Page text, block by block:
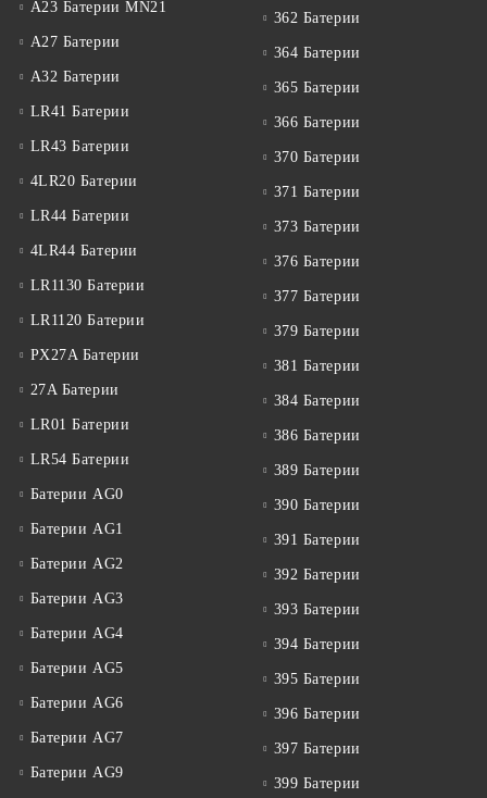
A23 Батерии MN21
A27 Батерии
A32 Батерии
LR41 Батерии
LR43 Батерии
4LR20 Батерии
LR44 Батерии
4LR44 Батерии
LR1130 Батерии
LR1120 Батерии
PX27A Батерии
27A Батерии
LR01 Батерии
LR54 Батерии
Батерии AG0
Батерии AG1
Батерии AG2
Батерии AG3
Батерии AG4
Батерии AG5
Батерии AG6
Батерии AG7
Батерии AG9
362 Батерии
364 Батерии
365 Батерии
366 Батерии
370 Батерии
371 Батерии
373 Батерии
376 Батерии
377 Батерии
379 Батерии
381 Батерии
384 Батерии
386 Батерии
389 Батерии
390 Батерии
391 Батерии
392 Батерии
393 Батерии
394 Батерии
395 Батерии
396 Батерии
397 Батерии
399 Батерии